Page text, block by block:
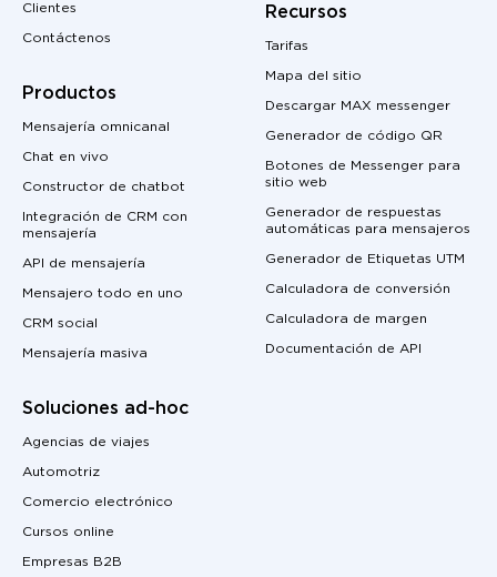
Clientes
Contáctenos
Productos
Mensajería omnicanal
Chat en vivo
Constructor de chatbot
Integración de CRM con
mensajería
API de mensajería
Mensajero todo en uno
CRM social
Mensajería masiva
Soluciones ad-hoc
Agencias de viajes
Automotriz
Comercio electrónico
Cursos online
Empresas B2B
Recursos
Tarifas
Mapa del sitio
Descargar MAX messenger
Generador de código QR
Botones de Messenger para
sitio web
Generador de respuestas
automáticas para mensajeros
Generador de Etiquetas UTM
Calculadora de conversión
Calculadora de margen
Documentación de API